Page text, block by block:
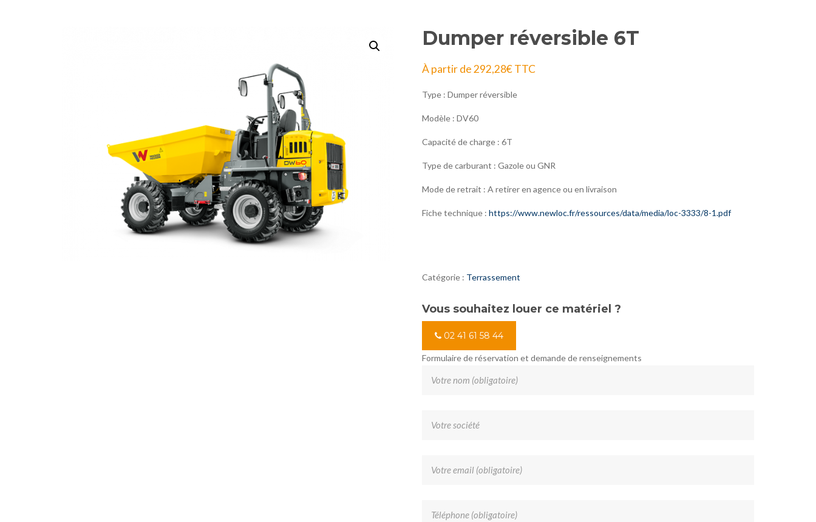
Dumper réversible 6T
À partir de292,28€TTC
Type : Dumper réversible
Modèle : DV60
Capacité de charge : 6T
Type de carburant : Gazole ou GNR
Mode de retrait : A retirer en agence ou en livraison
Fiche technique : https://www.newloc.fr/ressources/data/media/loc-3333/8-1.pdf
Catégorie : Terrassement
Vous souhaitez louer ce matériel ?
02 41 61 58 44
Formulaire de réservation et demande de renseignements